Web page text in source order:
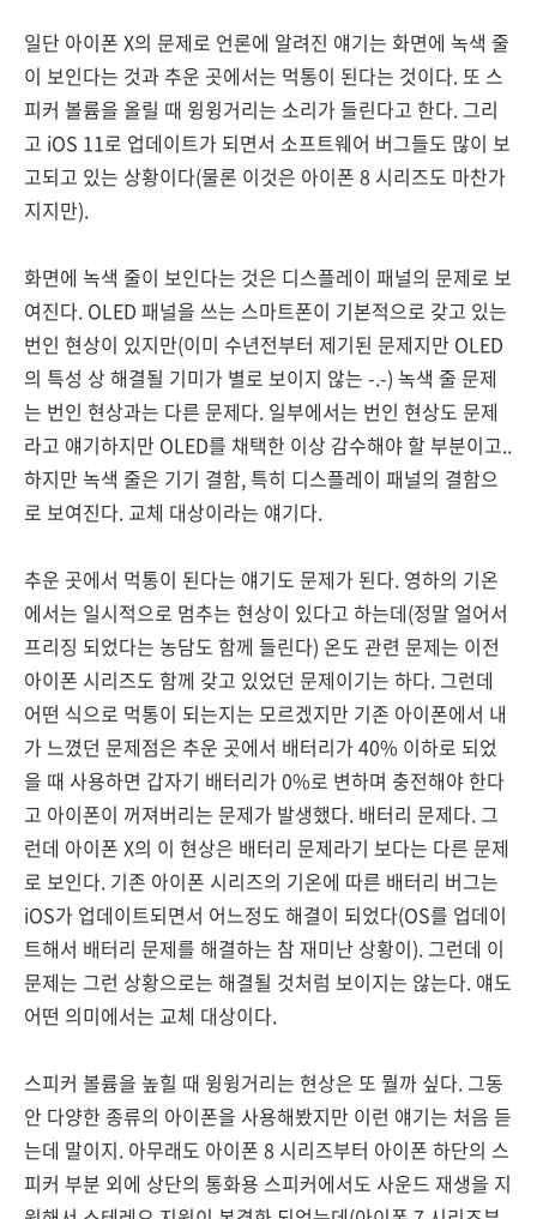
일단 아이폰 X의 문제로 언론에 알려진 얘기는 화면에 녹색 줄
이 보인다는 것과 추운 곳에서는 먹통이 된다는 것이다. 또 스
피커 볼륨을 올릴 때 윙윙거리는 소리가 들린다고 한다. 그리
고 iOS 11로 업데이트가 되면서 소프트웨어 버그들도 많이 보
고되고 있는 상황이다(물론 이것은 아이폰 8 시리즈도 마찬가
지지만).
화면에 녹색 줄이 보인다는 것은 디스플레이 패널의 문제로 보
여진다. OLED 패널을 쓰는 스마트폰이 기본적으로 갖고 있는
번인 현상이 있지만(이미 수년전부터 제기된 문제지만 OLED
의 특성 상 해결될 기미가 별로 보이지 않는 -.-) 녹색 줄 문제
는 번인 현상과는 다른 문제다. 일부에서는 번인 현상도 문제
라고 얘기하지만 OLED를 채택한 이상 감수해야 할 부분이고..
하지만 녹색 줄은 기기 결함, 특히 디스플레이 패널의 결함으
로 보여진다. 교체 대상이라는 얘기다.
추운 곳에서 먹통이 된다는 얘기도 문제가 된다. 영하의 기온
에서는 일시적으로 멈추는 현상이 있다고 하는데(정말 얼어서
프리징 되었다는 농담도 함께 들린다) 온도 관련 문제는 이전
아이폰 시리즈도 함께 갖고 있었던 문제이기는 하다. 그런데
어떤 식으로 먹통이 되는지는 모르겠지만 기존 아이폰에서 내
가 느꼈던 문제점은 추운 곳에서 배터리가 40% 이하로 되었
을 때 사용하면 갑자기 배터리가 0%로 변하며 충전해야 한다
고 아이폰이 꺼져버리는 문제가 발생했다. 배터리 문제다. 그
런데 아이폰 X의 이 현상은 배터리 문제라기 보다는 다른 문제
로 보인다. 기존 아이폰 시리즈의 기온에 따른 배터리 버그는
iOS가 업데이트되면서 어느정도 해결이 되었다(OS를 업데이
트해서 배터리 문제를 해결하는 참 재미난 상황이). 그런데 이
문제는 그런 상황으로는 해결될 것처럼 보이지는 않는다. 얘도
어떤 의미에서는 교체 대상이다.
스피커 볼륨을 높힐 때 윙윙거리는 현상은 또 뭘까 싶다. 그동
안 다양한 종류의 아이폰을 사용해봤지만 이런 얘기는 처음 듣
는데 말이지. 아무래도 아이폰 8 시리즈부터 아이폰 하단의 스
피커 부분 외에 상단의 통화용 스피커에서도 사운드 재생을 지